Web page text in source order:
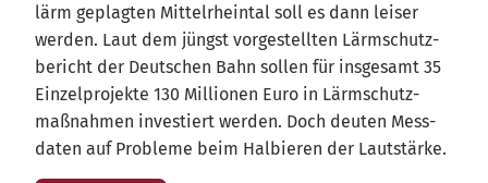
lärm geplag­ten Mit­tel­rhein­tal soll es dann lei­ser
wer­den. Laut dem jüngst vor­ge­stell­ten Lärm­schutz­
be­richt der Deut­schen Bahn sol­len für ins­ge­samt 35
Ein­zel­pro­jek­te 130 Mil­lio­nen Euro in Lärm­schutz­
maß­nah­men inves­tiert wer­den. Doch deu­ten Mess­
da­ten auf Pro­ble­me beim Hal­bie­ren der Lautstärke.